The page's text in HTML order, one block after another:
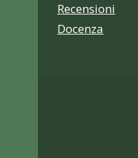
Recensioni
Docenza